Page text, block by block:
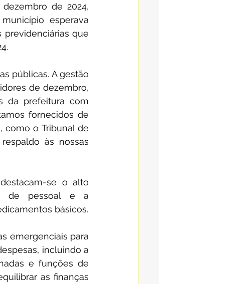
de 2024,
esperava
que
públicas. A gestão
de dezembro,
da prefeitura com
fornecidos de
como o Tribunal de
às nossas
se o alto
de pessoal e a
básicos.
emergenciais para
incluindo a
e funções de
as finanças